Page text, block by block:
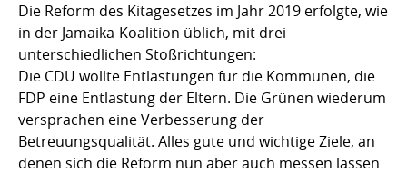
Die Reform des Kitagesetzes im Jahr 2019 erfolgte, wie
in der Jamaika-Koalition üblich, mit drei
unterschiedlichen Stoßrichtungen:
Die CDU wollte Entlastungen für die Kommunen, die
FDP eine Entlastung der Eltern. Die Grünen wiederum
versprachen eine Verbesserung der
Betreuungsqualität. Alles gute und wichtige Ziele, an
denen sich die Reform nun aber auch messen lassen